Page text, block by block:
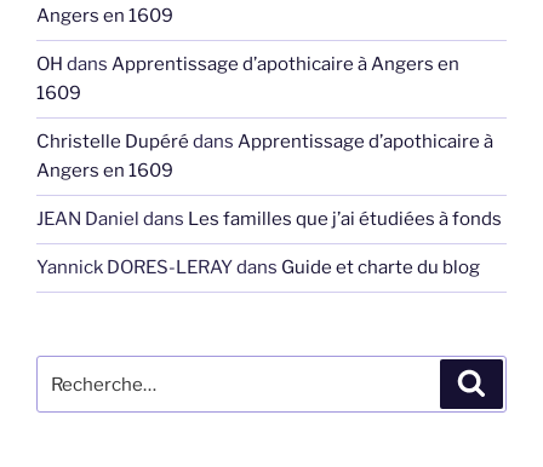
Angers en 1609
OH dans Apprentissage d’apothicaire à Angers en
1609
Christelle Dupéré dans Apprentissage d’apothicaire à
Angers en 1609
JEAN Daniel dans Les familles que j’ai étudiées à fonds
Yannick DORES-LERAYdans Guide et charte du blog
pour